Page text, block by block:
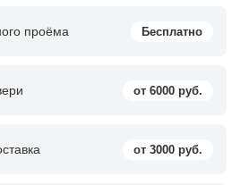
проёма Бесплатно
от 6000 руб.
от 3000 руб.